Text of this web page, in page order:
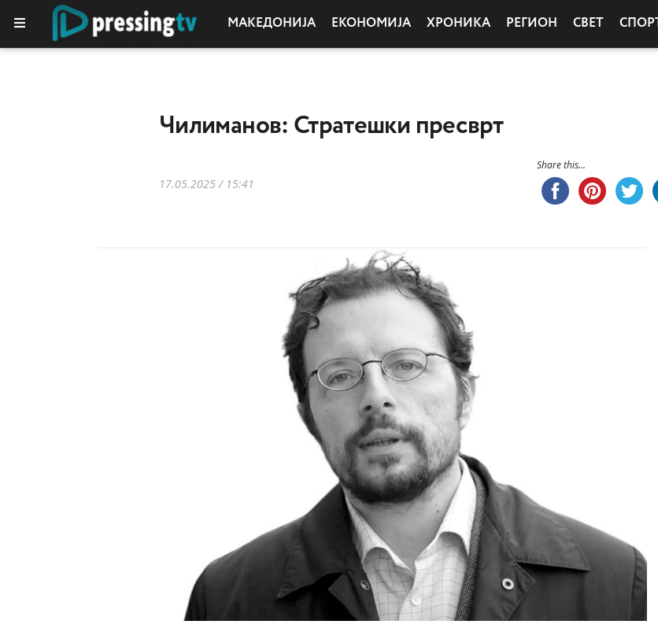
МАКЕДОНИЈА ЕКОНОМИЈА ХРОНИКА РЕГИОН СВЕТ СПОРТ
Чилиманов: Стратешки пресврт
17.05.2025 / 15:41
Share this...